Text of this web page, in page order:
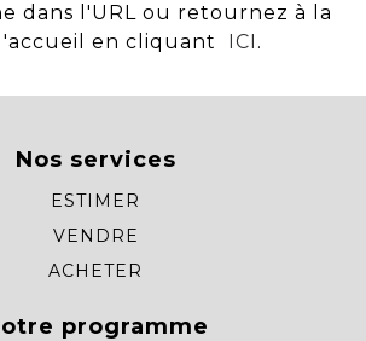
dans l'URL ou retournez à la
en cliquant
ICI .
Nos services
ESTIMER
VENDRE
ACHETER
programme